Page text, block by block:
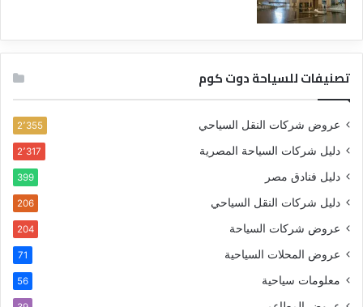
تصنيفات للسياحة دوت كوم
عروض شركات النقل السياحي 2٬355
دليل شركات السياحة المصرية 2٬317
دليل فنادق مصر 399
دليل شركات النقل السياحي 206
عروض شركات السياحة 204
عروض المحلات السياحية 71
معلومات سياحية 56